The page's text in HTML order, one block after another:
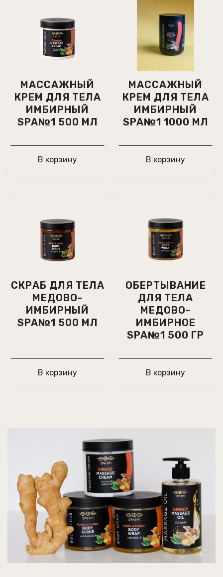
МАССАЖНЫЙ
КРЕМ ДЛЯ ТЕЛА
ИМБИРНЫЙ
SPA№1 500 МЛ
В корзину
МАССАЖНЫЙ
КРЕМ ДЛЯ ТЕЛА
ИМБИРНЫЙ
SPA№1 1000 МЛ
В корзину
СКРАБ ДЛЯ ТЕЛА
МЕДОВО-
ИМБИРНЫЙ
SPA№1 500 МЛ
В корзину
ОБЕРТЫВАНИЕ
ДЛЯ ТЕЛА
МЕДОВО-
ИМБИРНОЕ
SPA№1 500 ГР
В корзину